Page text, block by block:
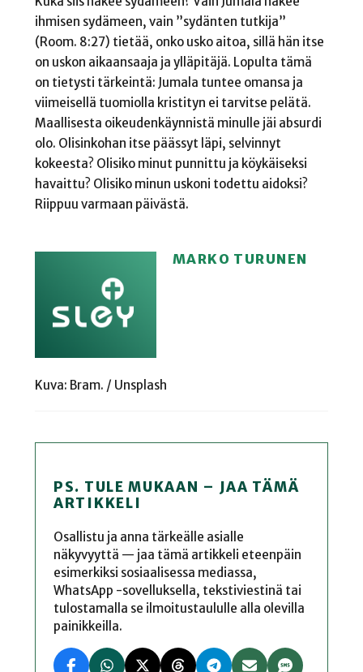
ihmisen sydämeen, vain ”sydänten tutkija”
(Room. 8:27) tietää, onko usko aitoa, sillä hän itse
on uskon aikaansaaja ja ylläpitäjä. Lopulta tämä
on tietysti tärkeintä: Jumala tuntee omansa ja
viimeisellä tuomiolla kristityn ei tarvitse pelätä.
Maallisesta oikeudenkäynnistä minulle jäi absurdi
olo. Olisinkohan itse päässyt läpi, selvinnyt
kokeesta? Olisiko minut punnittu ja köykäiseksi
havaittu? Olisiko minun uskoni todettu aidoksi?
Riippuu varmaan päivästä.
MARKO TURUNEN
Kuva: Bram. / Unsplash
PS. TULE MUKAAN – JAA TÄMÄ
ARTIKKELI
Osallistu ja anna tärkeälle asialle
näkyvyyttä — jaa tämä artikkeli eteenpäin
esimerkiksi sosiaalisessa mediassa,
WhatsApp -sovelluksella, tekstiviestinä tai
tulostamalla se ilmoitustaululle alla olevilla
painikkeilla.